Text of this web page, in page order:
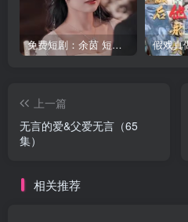
免费短剧：余茵 短剧 16部合集
上一篇
无言的爱&父爱无言（65
集）
相关推荐